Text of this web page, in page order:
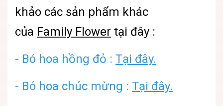
khảo các sản phẩm khác
của Family Flower tại đây :
- Bó hoa hồng đỏ : Tại đây.
- Bó hoa chúc mừng : Tại đây.